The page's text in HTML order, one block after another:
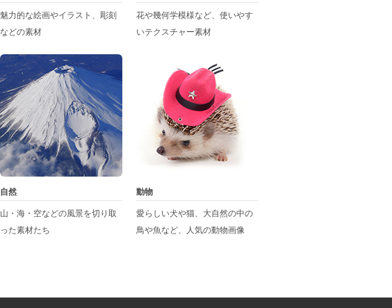
魅力的な絵画やイラスト、彫刻
などの素材
花や幾何学模様など、使いやす
いテクスチャー素材
自然
山・海・空などの風景を切り取
った素材たち
動物
愛らしい犬や猫、大自然の中の
鳥や魚など、人気の動物画像